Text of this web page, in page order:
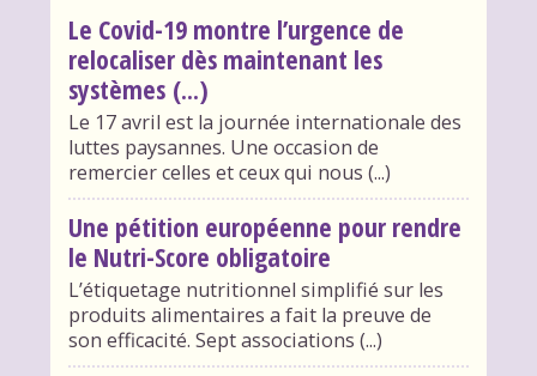
Le Covid-19 montre l’urgence de
relocaliser dès maintenant les
systèmes (...)
Le 17 avril est la journée internationale des
luttes paysannes. Une occasion de
remercier celles et ceux qui nous (...)
Une pétition européenne pour rendre
le Nutri-Score obligatoire
L’étiquetage nutritionnel simplifié sur les
produits alimentaires a fait la preuve de
son efficacité. Sept associations (...)